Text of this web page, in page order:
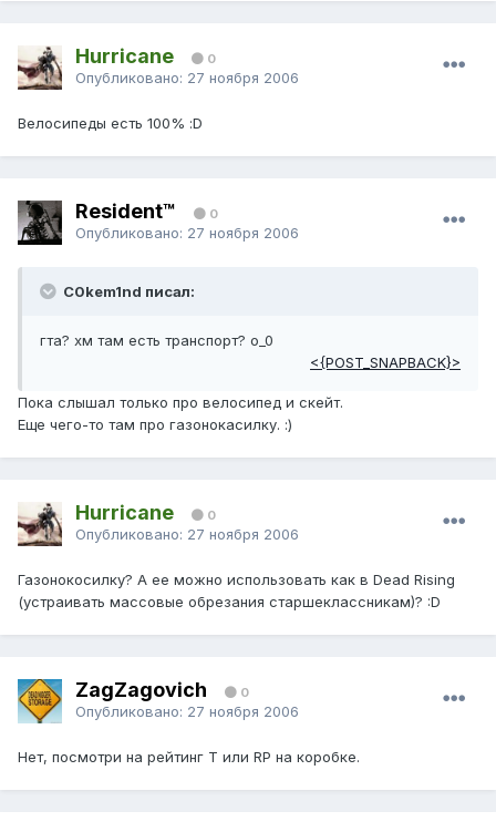
Hurricane 0
Опубликовано: 27 ноября 2006
Велосипеды есть 100% :D
Resident™ 0
Опубликовано: 27 ноября 2006
C0kem1nd писал:
гта? хм там есть транспорт? о_0
<{POST_SNAPBACK}>
Пока слышал только про велосипед и скейт.
Еще чего-то там про газонокасилку. :)
Hurricane 0
Опубликовано: 27 ноября 2006
Газонокосилку? А ее можно использовать как в Dead Rising
(устраивать массовые обрезания старшеклассникам)? :D
ZagZagovich 0
Опубликовано: 27 ноября 2006
Нет, посмотри на рейтинг T или RP на коробке.